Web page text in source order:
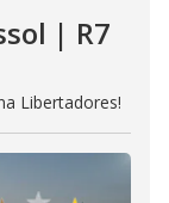
| R7
Libertadores!